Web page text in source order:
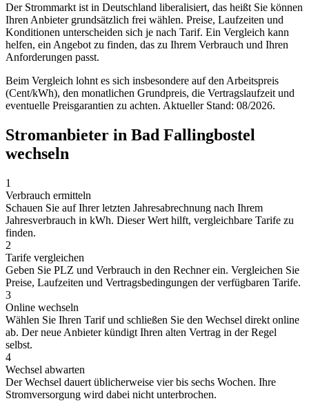
Der Strommarkt ist in Deutschland liberalisiert, das heißt Sie können
Ihren Anbieter grundsätzlich frei wählen. Preise, Laufzeiten und
Konditionen unterscheiden sich je nach Tarif. Ein Vergleich kann
helfen, ein Angebot zu finden, das zu Ihrem Verbrauch und Ihren
Anforderungen passt.
Beim Vergleich lohnt es sich insbesondere auf den Arbeitspreis
(Cent/kWh), den monatlichen Grundpreis, die Vertragslaufzeit und
eventuelle Preisgarantien zu achten. Aktueller Stand: 08/2026.
Stromanbieter in Bad Fallingbostel
wechseln
1
Verbrauch ermitteln
Schauen Sie auf Ihrer letzten Jahresabrechnung nach Ihrem
Jahresverbrauch in kWh. Dieser Wert hilft, vergleichbare Tarife zu
finden.
2
Tarife vergleichen
Geben Sie PLZ und Verbrauch in den Rechner ein. Vergleichen Sie
Preise, Laufzeiten und Vertragsbedingungen der verfügbaren Tarife.
3
Online wechseln
Wählen Sie Ihren Tarif und schließen Sie den Wechsel direkt online
ab. Der neue Anbieter kündigt Ihren alten Vertrag in der Regel
selbst.
4
Wechsel abwarten
Der Wechsel dauert üblicherweise vier bis sechs Wochen. Ihre
Stromversorgung wird dabei nicht unterbrochen.